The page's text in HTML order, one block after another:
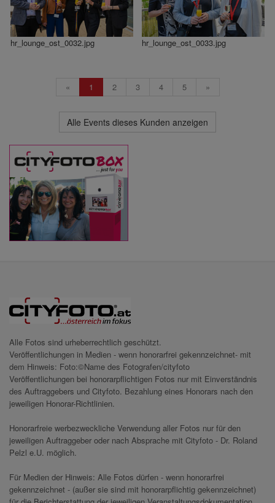
hr_lounge_ost_0032.jpg hr_lounge_ost_0033.jpg
« 1 2 3 4 5 »
Alle Events dieses Kunden anzeigen
Alle Fotos sind urheberrechtlich geschützt.
Veröffentlichungen in Medien - wenn honorarfrei gekennzeichnet- mit
dem Hinweis: Foto:©Name des Fotografen/cityfoto
Veröffentlichungen bei honorarpflichtigen Fotos nur mit Einverständnis
des Auftraggebers und Cityfoto. Bezahlung eines Honorars nach den
jeweiligen Honorar-Richtlinien.
Honorarfreie werbezweckliche Verwendung aller Fotos nur für den
jeweiligen Auftraggeber oder nach Absprache mit Cityfoto - Dr. Roland
Pelzl e.U. möglich.
Für Medien der Hinweis: Alle Fotos dürfen - wenn honorarfrei
gekennzeichnet - (außer sie sind mit honorarpflichtig gekennzeichnet)